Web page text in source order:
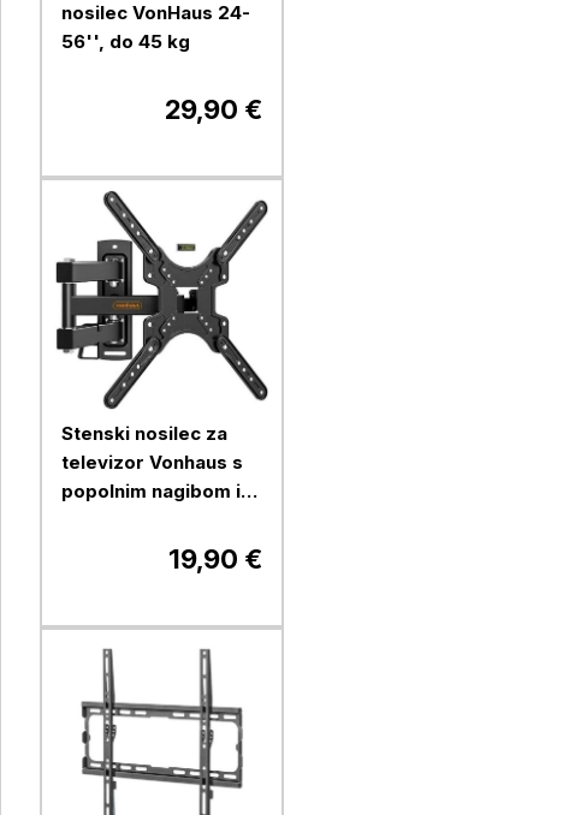
nosilec VonHaus 24-
56'', do 45 kg
29,90 €
Stenski nosilec za
televizor Vonhaus s
popolnim nagibom in
19,90 €